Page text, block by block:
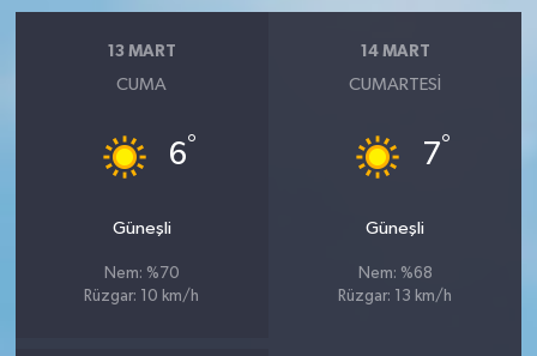
13 MART
CUMA
6°
Güneşli
Nem: %70
Rüzgar: 10 km/h
14 MART
CUMARTESI
7°
Güneşli
Nem: %68
Rüzgar: 13 km/h